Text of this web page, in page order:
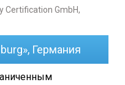
Certification GmbH,
Германия